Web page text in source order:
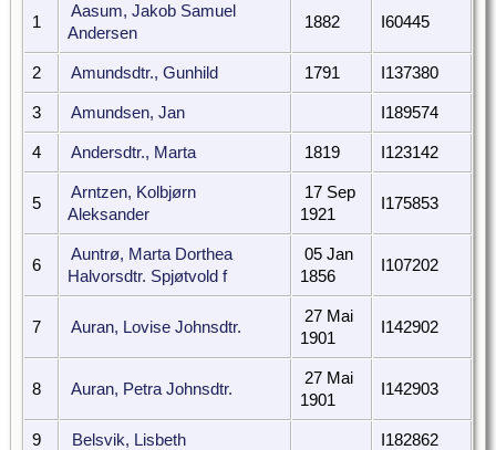
1
Aasum, Jakob Samuel
Andersen
1882 I60445
2 Amundsdtr., Gunhild 1791 I137380
3 Amundsen, Jan I189574
4 Andersdtr., Marta 1819 I123142
5
Arntzen, Kolbjørn
Aleksander
17 Sep
1921
I175853
6
Auntrø, Marta Dorthea
Halvorsdtr. Spjøtvold f
05 Jan
1856
I107202
7 Auran, Lovise Johnsdtr.
27 Mai
1901
I142902
8 Auran, Petra Johnsdtr.
27 Mai
1901
I142903
9 Belsvik, Lisbeth I182862